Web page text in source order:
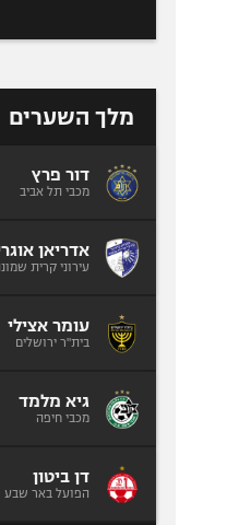
מלך השערים
דור פרץ
מכבי תל אביב
אדריאן
עירוני קרית
עומר אצילי
בית"ר ירושלים
גיא מלמד
מכבי חיפה
דן ביטון
הפועל באר שבע